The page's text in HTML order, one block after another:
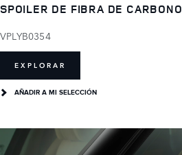
SPOILER DE FIBRA DE CARBONO
VPLYB0354
EXPLORAR
AÑADIR A MI SELECCIÓN